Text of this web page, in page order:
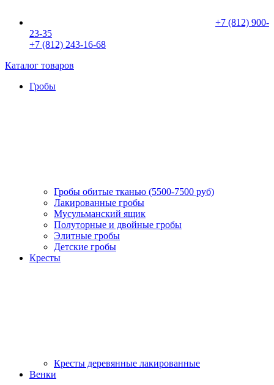
+7 (812) 900-
23-35
+7 (812) 243-16-68
Каталог товаров
Гробы
Гробы обитые тканью (5500-7500 руб)
Лакированные гробы
Мусульманский ящик
Полуторные и двойные гробы
Элитные гробы
Детские гробы
Кресты
Кресты деревянные лакированные
Венки